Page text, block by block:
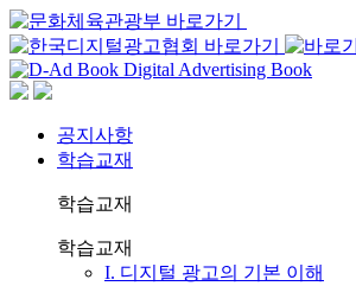
공지사항
학습교재
학습교재
학습교재
I. 디지털 광고의 기본 이해